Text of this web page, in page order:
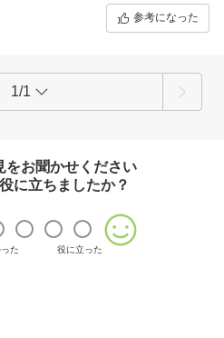
くはメールにて、お気軽にお問い合わ
すが、今後とも、よろしくお願いしま
参考になった
1/1
をお聞かせください
に立ちましたか？
た 役に立った